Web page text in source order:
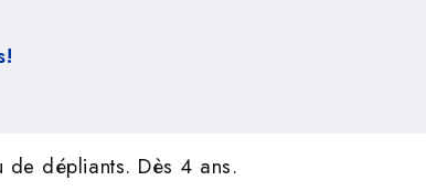
de dépliants. Dès 4 ans.